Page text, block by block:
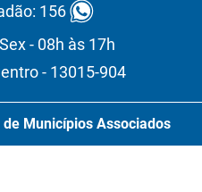
156
- 08h às 17h
- 13015-904
de Municípios Associados